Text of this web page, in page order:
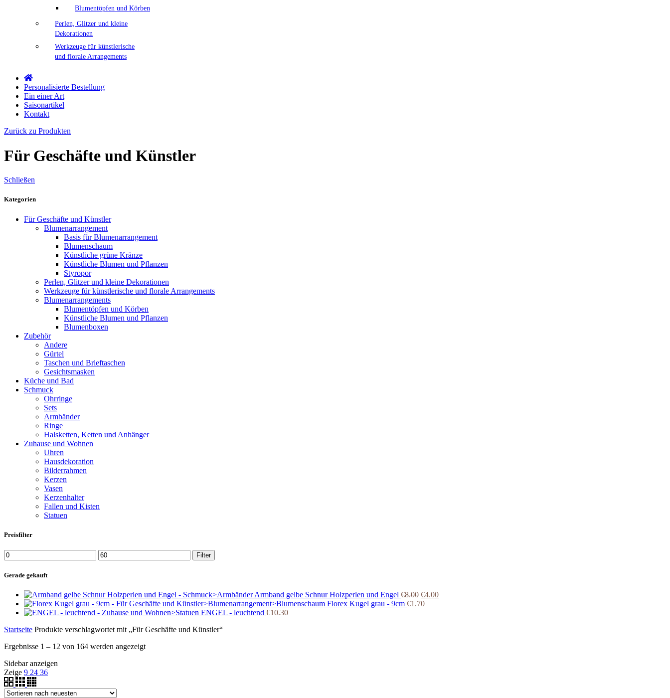
Blumentöpfen und Körben
Perlen, Glitzer und kleine
Dekorationen
Werkzeuge für künstlerische
und florale Arrangements
Personalisierte Bestellung
Ein einer Art
Saisonartikel
Kontakt
Zurück zu Produkten
Für Geschäfte und Künstler
Schließen
Kategorien
Für Geschäfte und Künstler
Blumenarrangement
Basis für Blumenarrangement
Blumenschaum
Künstliche grüne Kränze
Künstliche Blumen und Pflanzen
Styropor
Perlen, Glitzer und kleine Dekorationen
Werkzeuge für künstlerische und florale Arrangements
Blumenarrangements
Blumentöpfen und Körben
Künstliche Blumen und Pflanzen
Blumenboxen
Zubehör
Andere
Gürtel
Taschen und Brieftaschen
Gesichtsmasken
Küche und Bad
Schmuck
Ohrringe
Sets
Armbänder
Ringe
Halsketten, Ketten und Anhänger
Zuhause und Wohnen
Uhren
Hausdekoration
Bilderrahmen
Kerzen
Vasen
Kerzenhalter
Fallen und Kisten
Statuen
Preisfilter
Min.
Preis
Max.
Preis
Filter
Gerade gekauft
Armband gelbe Schnur Holzperlen und Engel €8.00 €4.00
Florex Kugel grau - 9cm €1.70
ENGEL - leuchtend €10.30
Startseite Produkte verschlagwortet mit „Für Geschäfte und Künstler“
Ergebnisse 1 – 12 von 164 werden angezeigt
Sidebar anzeigen
Zeige 9 24 36